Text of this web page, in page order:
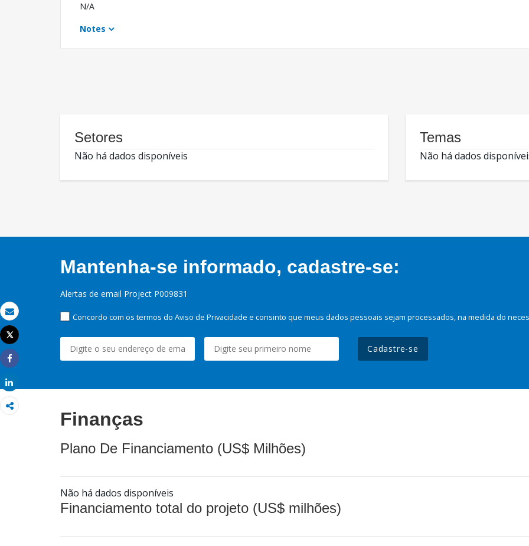
Email
Imprimir
Tweet
Share
N/A
Notes
Setores
Não há dados disponíveis
Temas
Não há dados
Mantenha-se informado, cadastre-se:
Alertas de email Project P009831
Concordo com os termos do Aviso de Privacidade e consinto que meus dados pessoais sejam processados, na medida do
Cadastre-se
Finanças
Plano De Financiamento (US$ Milhões)
Não há dados disponíveis
Financiamento total do projeto (US$ milhões)